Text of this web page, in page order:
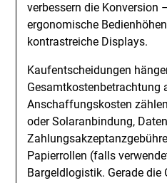
verbessern die Konversion
ergonomische
kontrastreiche Displays.
Kaufentscheidungen
Gesamtkostenbetrachtung
Anschaffungskosten
oder Solaranbindung,
Papierrollen (falls
Bargeldlogistik. Gerade die